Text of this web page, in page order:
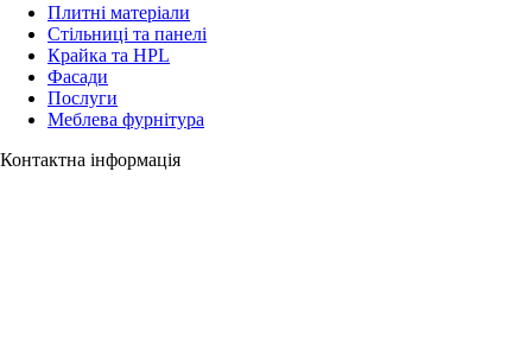
Плитні матеріали
Стільниці та панелі
Крайка та HPL
Фасади
Послуги
Меблева фурнітура
Контактна інформація